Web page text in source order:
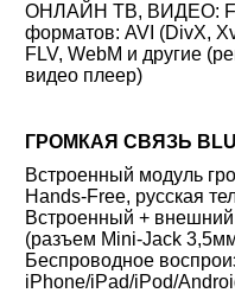
ОНЛАЙН ТВ, ВИДЕО:
форматов: AVI (DivX,
FLV, WebM и другие
видео плеер)
ГРОМКАЯ СВЯЗЬ
Встроенный модуль
Hands-Free, русская
Встроенный +
(разъем Mini-Jack
Беспроводное
iPhone/iPad/iPod/